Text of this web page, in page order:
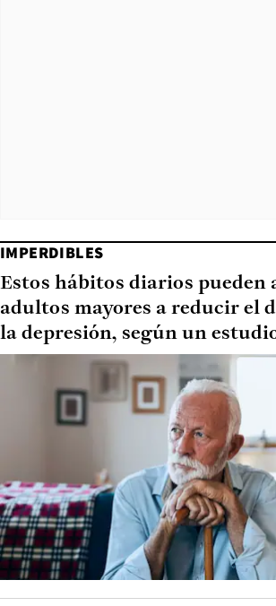
IMPERDIBLES
Estos hábitos diarios pueden
adultos mayores a reducir el
la depresión, según un